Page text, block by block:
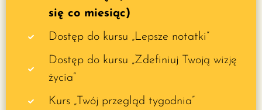
się co miesiąc)
Dostęp do kursu „Lepsze notatki”
Dostęp do kursu „Zdefiniuj Twoją wizję
życia”​
Kurs „Twój przegląd tygodnia”